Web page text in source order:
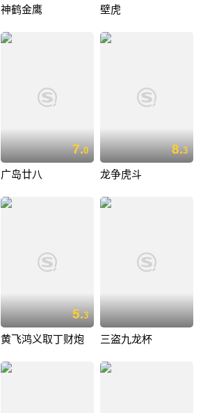
神鹤金鹰 壁虎
7.0
广岛廿八
8.3
龙争虎斗
5.3
黄飞鸿义取丁财炮 三盗九龙杯